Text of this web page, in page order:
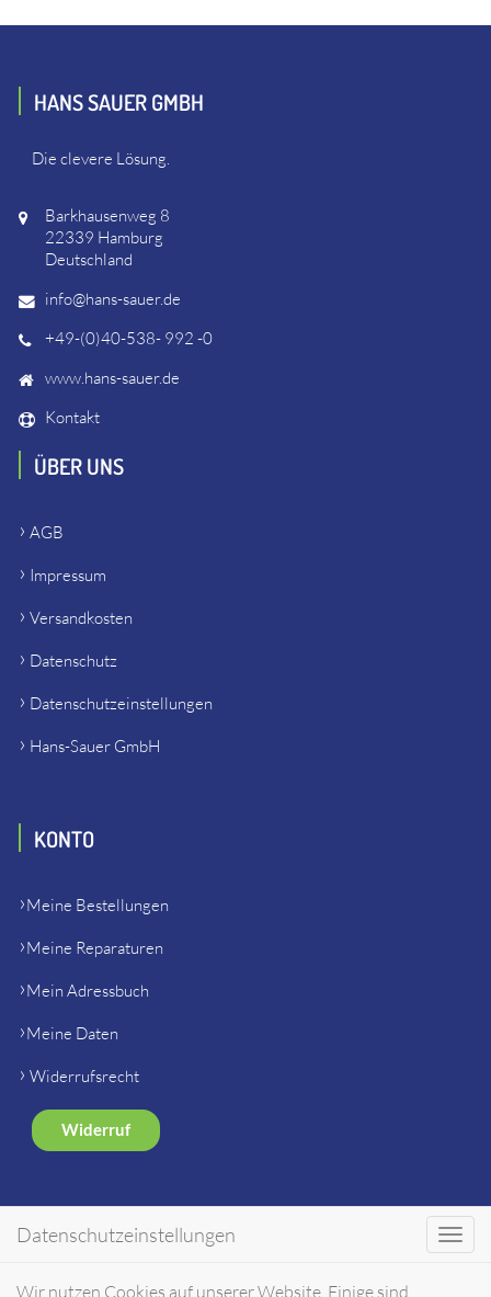
HANS SAUER GMBH
Die clevere Lösung.
Barkhausenweg 8
22339 Hamburg
Deutschland
info@hans-sauer.de
+49-(0)40-538- 992 -0
www.hans-sauer.de
Kontakt
ÜBER UNS
AGB
Impressum
Versandkosten
Datenschutz
Datenschutzeinstellungen
Hans-Sauer GmbH
KONTO
Meine Bestellungen
Meine Reparaturen
Mein Adressbuch
Meine Daten
Widerrufsrecht
Widerruf
SHOP
Gerätehersteller Ersatzteile
Datenschutzeinstellungen
Wir nutzen Cookies auf unserer Website. Einige sind